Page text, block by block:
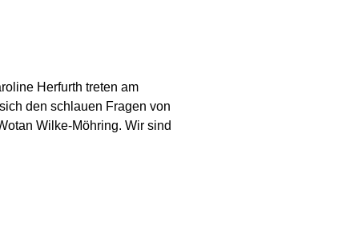
Herfurth treten am
den schlauen Fragen von
Wilke-Möhring. Wir sind